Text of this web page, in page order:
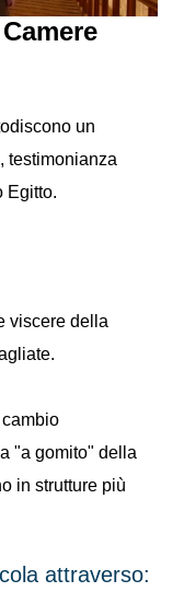
un
testimonianza
Egitto.
viscere della
"a gomito" della
in strutture più
attraverso: